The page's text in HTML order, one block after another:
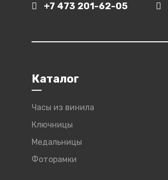
+7 473 201-62-05
Каталог
Часы из винила
Ключницы
Медальницы
Фоторамки